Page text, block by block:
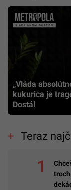
„Vláda
kukurica je
Dostál
Teraz